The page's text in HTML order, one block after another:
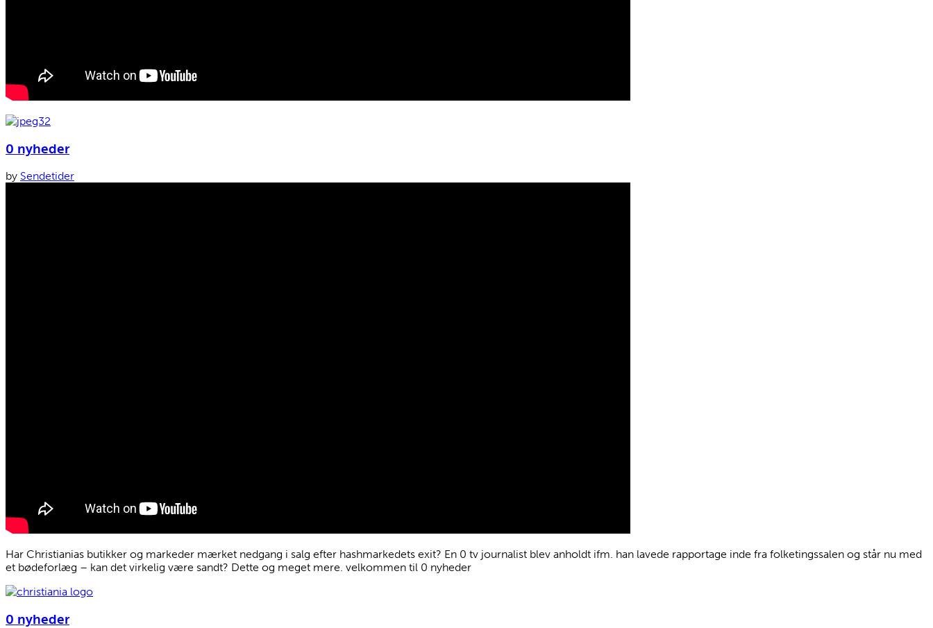
0 nyheder
by Sendetider
Har Christianias butikker og markeder mærket nedgang i salg efter hashmarkedets exit? En 0 tv journalist blev anholdt ifm. han lavede rapportage inde fra folketingssalen og står nu med
et bødeforlæg – kan det virkelig være sandt? Dette og meget mere. velkommen til 0 nyheder
0 nyheder